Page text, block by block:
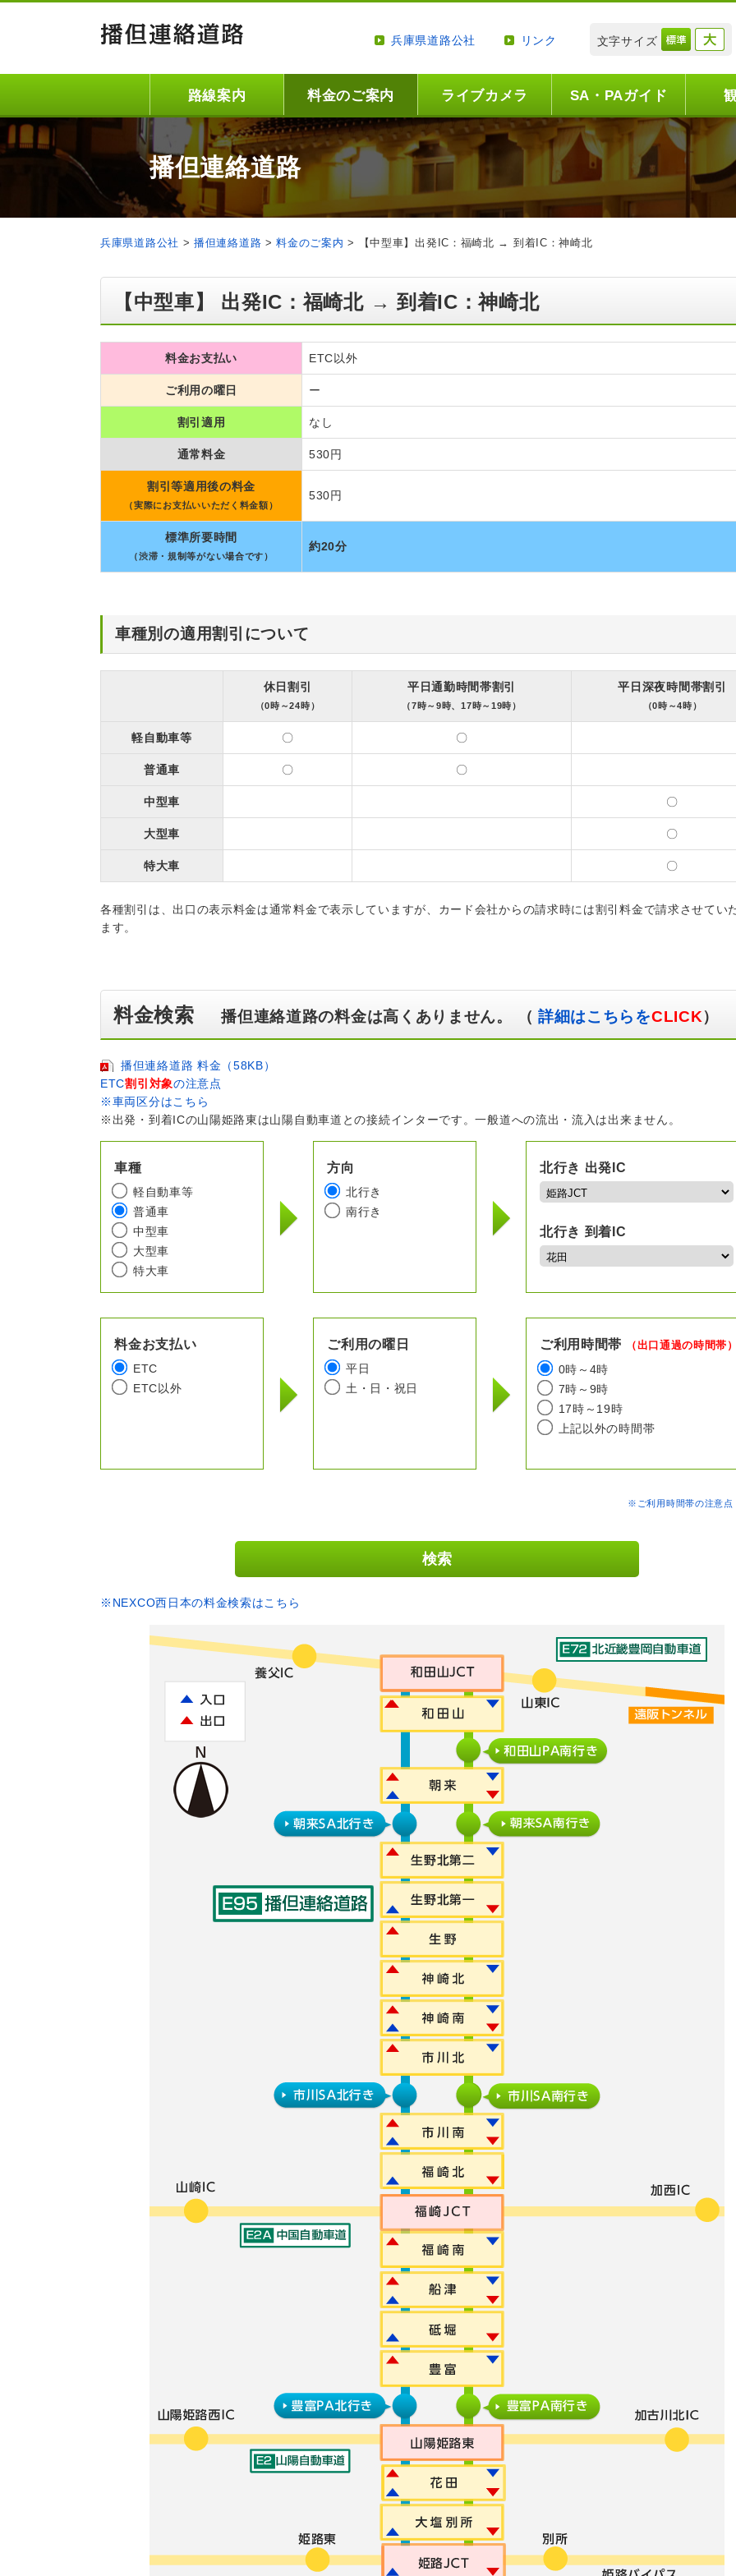
兵庫県道路公社 リンク 文字サイズ
路線案内 料金のご案内 ライブカメラ SA・PAガイド
播但連絡道路
兵庫県道路公社 >播但連絡道路 >料金のご案内 > 【中型車】出発IC：福崎北 → 到着IC：神崎北
【中型車】 出発IC：福崎北 → 到着IC：神崎北
料金お支払い ETC以外
ご利用の曜日 ー
割引適用 なし
通常料金 530円
割引等適用後の料金
（実際にお支払いいただく料金額）
530円
標準所要時間
（渋滞・規制等がない場合です）
約20分
車種別の適用割引について
休日割引
（0時～24時）
平日通勤時間帯割引
（7時～9時、17時～19時）
平日深夜時間帯割引
（0時～4時）
軽自動車等 〇 〇
普通車 〇 〇
中型車 〇
大型車 〇
特大車 〇
各種割引は、出口の表示料金は通常料金で表示していますが、カード会社からの請求時には割引料金で請求させてい
ます。
料金検索播但連絡道路の料金は高くありません。 （ 詳細はこちらをCLICK）
播但連絡道路 料金（58KB）
ETC割引対象の注意点
※車両区分はこちら
※出発・到着ICの山陽姫路東は山陽自動車道との接続インターです。一般道への流出・流入は出来ません。
車種
軽自動車等
普通車
中型車
大型車
特大車
方向
北行き
南行き
北行き 出発IC
北行き 到着IC
料金お支払い
ETC
ETC以外
ご利用の曜日
平日
土・日・祝日
ご利用時間帯 （出口通過の時間帯
0時～4時
7時～9時
17時～19時
上記以外の時間帯
※ご利用時間帯の注意
※NEXCO西日本の料金検索はこちら